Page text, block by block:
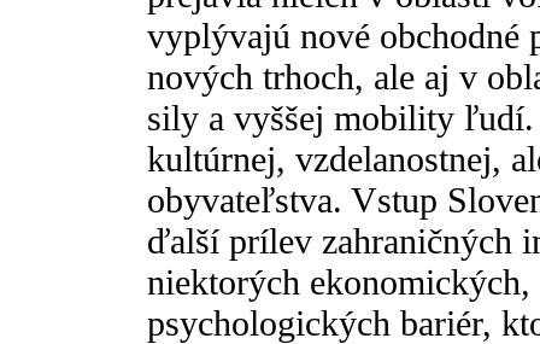
vyplývajú nové obchodné
nových trhoch, ale aj v
sily a vyššej mobility ľudí.
kultúrnej, vzdelanostnej,
obyvateľstva. Vstup
ďalší prílev zahraničných
niektorých
psychologických bariér,